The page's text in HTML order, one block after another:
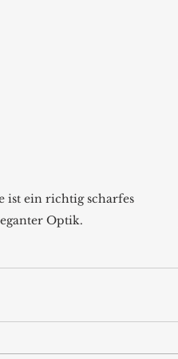
ist ein richtig scharfes
Optik.